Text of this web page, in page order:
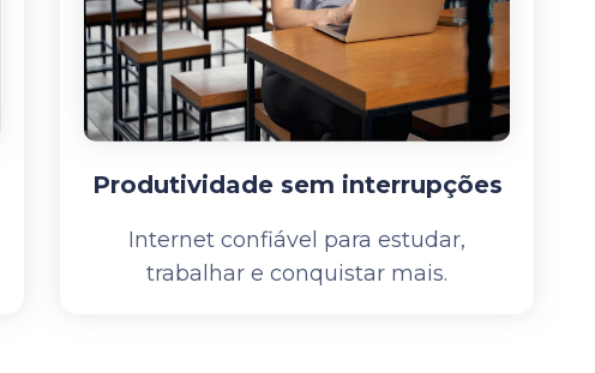
Produtividade sem interrupções
Internet confiável para estudar,
trabalhar e conquistar mais.